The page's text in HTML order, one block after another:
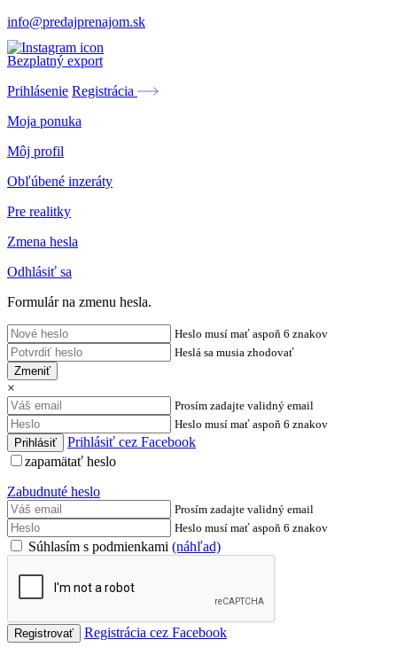
info@predajprenajom.sk
Bezplatný export
Prihlásenie Registrácia
Moja ponuka
Môj profil
Obľúbené inzeráty
Pre realitky
Zmena hesla
Odhlásiť sa
Formulár na zmenu hesla.
Heslo musí mať aspoň 6 znakov
Heslá sa musia zhodovať
Zmeniť
×
Prosím zadajte validný email
Heslo musí mať aspoň 6 znakov
Prihlásiť cez Facebook
zapamätať heslo
Zabudnuté heslo
Prosím zadajte validný email
Heslo musí mať aspoň 6 znakov
Súhlasím s podmienkami (náhľad)
Registrácia cez Facebook